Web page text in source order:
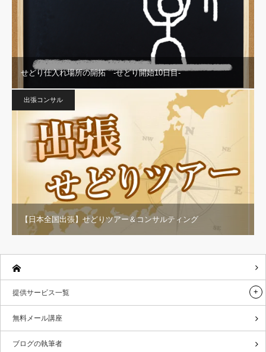
せどり仕入れ場所の開拓 -せどり開始10日目-
出張コンサル
【日本全国出張】せどりツアー＆コンサルティング
提供サービス一覧
無料メール講座
ブログの執筆者